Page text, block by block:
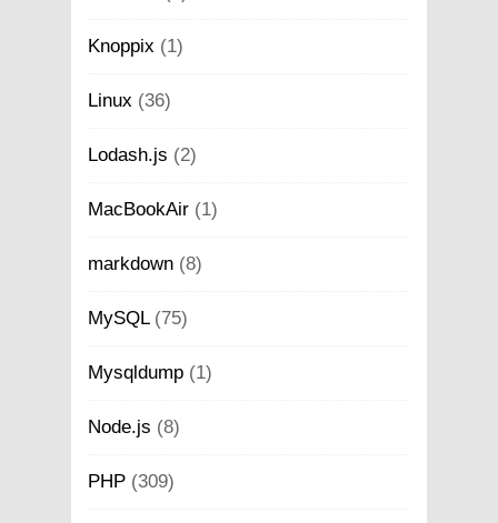
Knoppix (1)
Linux (36)
Lodash.js (2)
MacBookAir (1)
markdown (8)
MySQL(75)
Mysqldump (1)
Node.js (8)
PHP (309)